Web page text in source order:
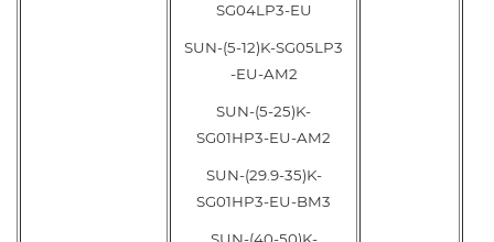
SG04LP3-EU
SUN-(5-12)K-SG05LP3
-EU-AM2
SUN-(5-25)K-
SG01HP3-EU-AM2
SUN-(29.9-35)K-
SG01HP3-EU-BM3